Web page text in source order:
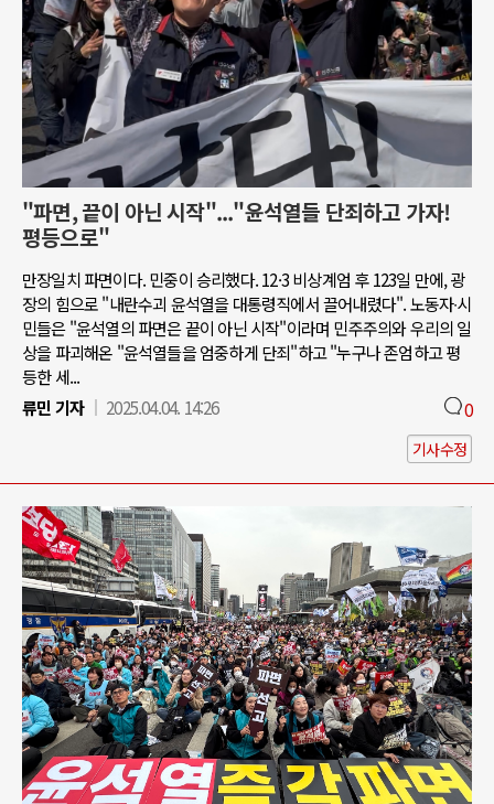
"파면, 끝이 아닌 시작"..."윤석열들 단죄하고 가자!
평등으로"
만장일치 파면이다. 민중이 승리했다. 12·3 비상계엄 후 123일 만에, 광
장의 힘으로 "내란수괴 윤석열을 대통령직에서 끌어내렸다". 노동자∙시
민들은 "윤석열의 파면은 끝이 아닌 시작"이라며 민주주의와 우리의 일
상을 파괴해온 "윤석열들을 엄중하게 단죄"하고 "누구나 존엄하고 평
등한 세...
류민 기자
2025.04.04. 14:26 0
기사수정